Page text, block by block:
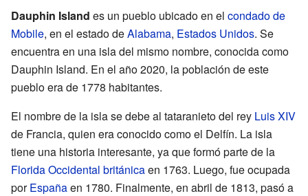
Dauphin Island es un pueblo ubicado en el condado de
Mobile, en el estado deAlabama, Estados Unidos. Se
encuentra en una isla del mismo nombre, conocida como
Dauphin Island. En el año 2020, la población de este
pueblo era de 1778 habitantes.
El nombre de la isla se debe al tataranieto del rey Luis XIV
de Francia, quien era conocido como el Delfín. La isla
tiene una historia interesante, ya que formó parte de la
Florida Occidental británicaen 1763. Luego, fue ocupada
porEspañaen 1780. Finalmente, en abril de 1813, pasó a